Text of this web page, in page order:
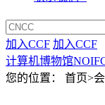
加入CCF 加入CCF
计算机博物馆NOI
您的位置： 首页>